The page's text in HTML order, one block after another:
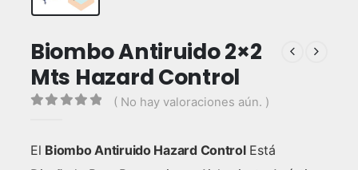
Biombo Antiruido 2×2
Mts Hazard Control
( No hay valoraciones aún. )
El Biombo Antiruido Hazard ControlEstá